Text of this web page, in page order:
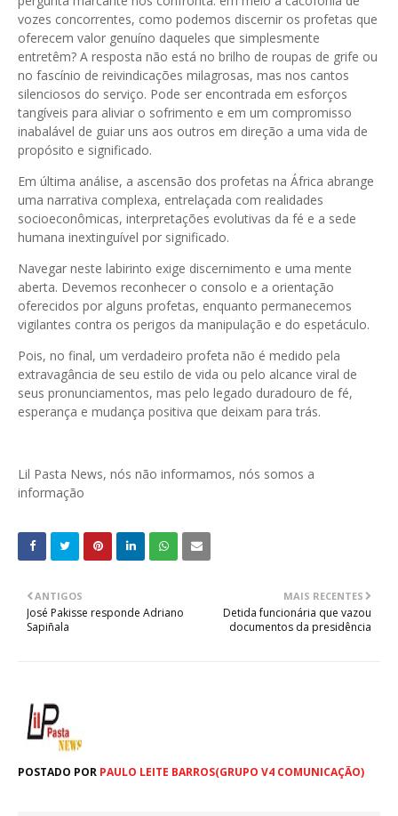
vozes concorrentes, como podemos discernir os profetas que
oferecem valor genuíno daqueles que simplesmente
entretêm? A resposta não está no brilho de roupas de grife ou
no fascínio de reivindicações milagrosas, mas nos cantos
silenciosos do serviço. Pode ser encontrada em esforços
tangíveis para aliviar o sofrimento e em um compromisso
inabalável de guiar uns aos outros em direção a uma vida de
propósito e significado.
Em última análise, a ascensão dos profetas na África abrange
uma narrativa complexa, entrelaçada com realidades
socioeconômicas, interpretações evolutivas da fé e a sede
humana inextinguível por significado.
Navegar neste labirinto exige discernimento e uma mente
aberta. Devemos reconhecer o consolo e a orientação
oferecidos por alguns profetas, enquanto permanecemos
vigilantes contra os perigos da manipulação e do espetáculo.
Pois, no final, um verdadeiro profeta não é medido pela
extravagância de seu estilo de vida ou pelo alcance viral de
seus pronunciamentos, mas pelo legado duradouro de fé,
esperança e mudança positiva que deixam para trás.
Lil Pasta News, nós não informamos, nós somos a
informação
MAIS RECENTES
Detida funcionária que vazou
documentos da presidência
ANTIGOS
José Pakisse responde Adriano
Sapiñala
POSTADO POR PAULO LEITE BARROS(GRUPO V4 COMUNICAÇÃO)